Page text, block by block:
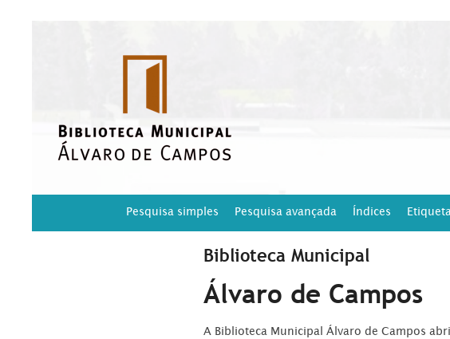
Pesquisa simples Pesquisa avançada Índices
Biblioteca Municipal
Álvaro de Campos
A Biblioteca Municipal Álvaro de Campos